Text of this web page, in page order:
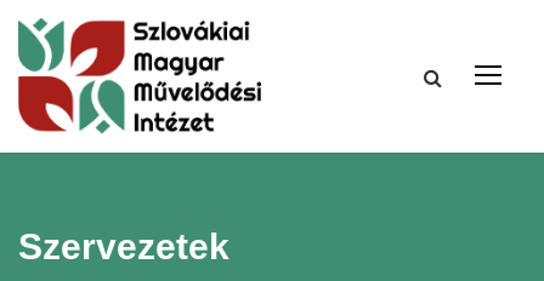
Szervezetek